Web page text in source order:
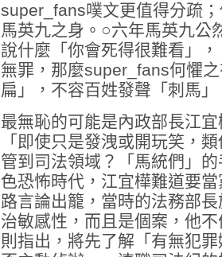
super_fans噗文更值得分疏
馬英九之身。○六年馬英九公
說什麼「你會死得很難看」
無罪，那麼super_fans何懼
扁」，不容百姓發聲「刺馬」
最無恥的可能是內政部長江
「即使只是發洩或開玩笑，
管到司法領域？「馬統們」
色恐怖時代，江宜樺難道要
路言論出籠，當時的法務部
治敏感性，而且是個案，他
則指出，將先了解「有無犯